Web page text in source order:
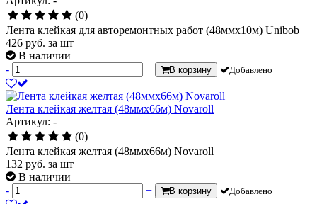
(0)
Лента клейкая для авторемонтных работ (48ммх10м) Unibob
426 руб. за шт
В наличии
-
+ В корзину Добавлено
Лента клейкая желтая (48ммх66м) Novaroll
Артикул: -
(0)
Лента клейкая желтая (48ммх66м) Novaroll
132 руб. за шт
В наличии
-
+ В корзину Добавлено